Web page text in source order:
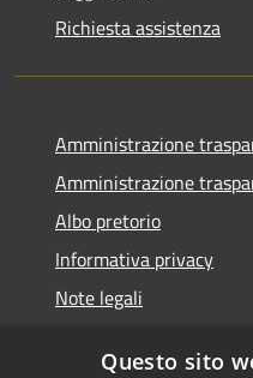
Richiesta assistenza
Amministrazione
Amministrazione
Albo pretorio
Informativa privacy
Note legali
Questo sito